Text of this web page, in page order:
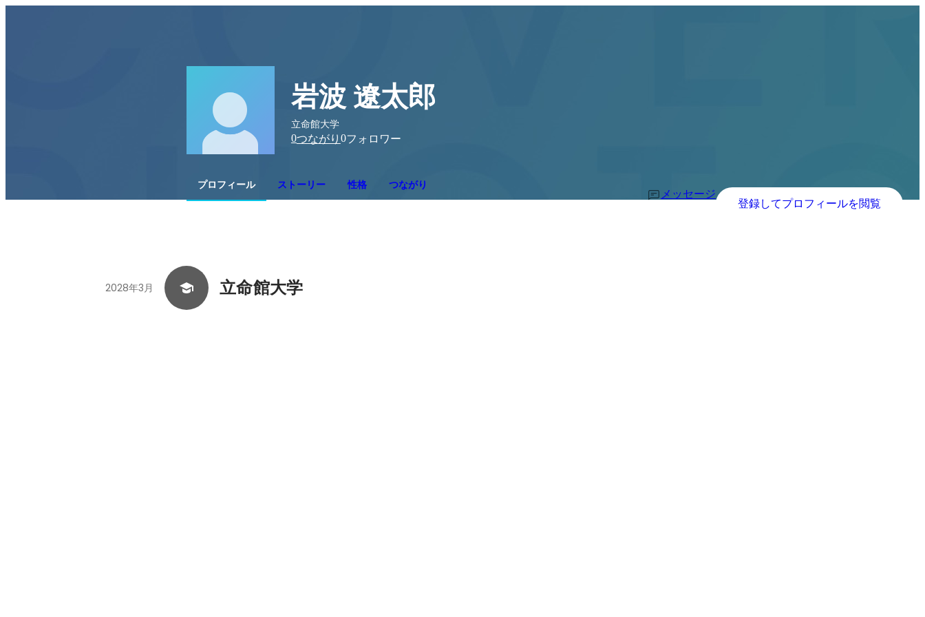
岩波 遼太郎
立命館大学
0つながり 0フォロワー
プロフィール ストーリー 性格 つながり
メッセージ
登録してプロフィールを閲覧
立命館大学
2028年3月